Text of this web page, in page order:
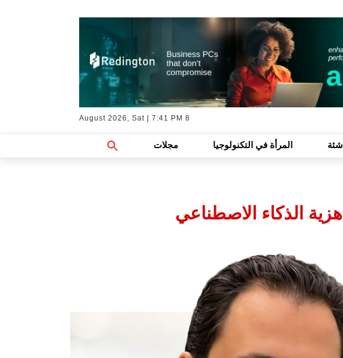
8 August 2026, Sat | 7:41 PM
المرأة في التكنولوجيا مجلات
Search
For:
Search Button